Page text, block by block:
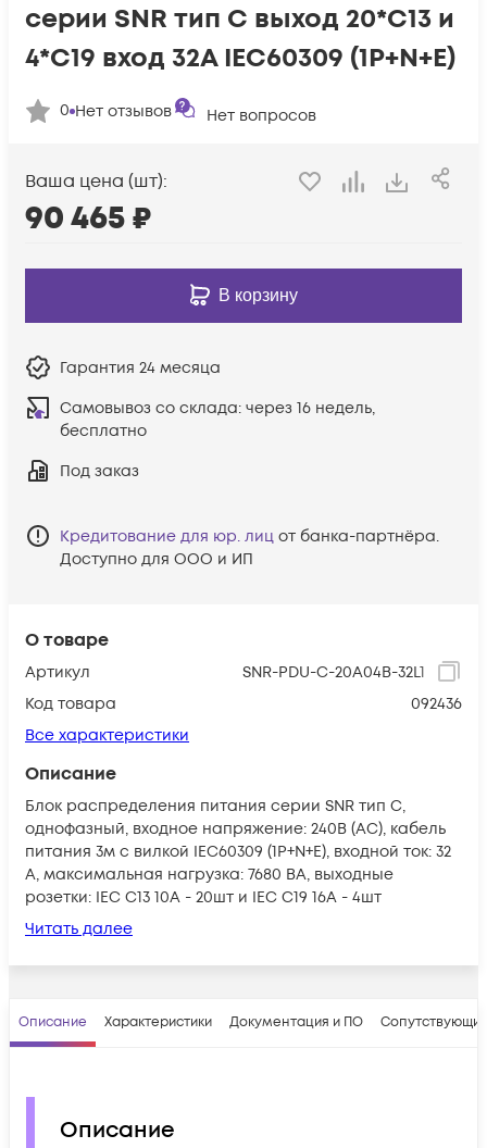
О товаре
Артикул
SNR-PDU-C-20A04B-32L1
Код товара
092436
Все характеристики
Описание
Блок распределения питания серии SNR тип С,
однофазный, входное напряжение: 240В (AC), кабель
питания 3м с вилкой IEC60309 (1P+N+E), входной ток: 32
A, максимальная нагрузка: 7680 ВА, выходные
розетки: IEC C13 10А - 20шт и IEC C19 16A - 4шт
Читать далее
серии SNR тип C выход 20*C13 и
4*C19 вход 32A IEC60309 (1P+N+E)
0 Нет отзывов Нет вопросов
Ваша цена (шт):
90 465₽
В корзину
Гарантия 24 месяца
Самовывоз со склада: через 16 недель,
бесплатно
Под заказ
Кредитование для юр. лиц от банка-партнёра.
Доступно для ООО и ИП
Описание Характеристики Документация и ПО
Описание